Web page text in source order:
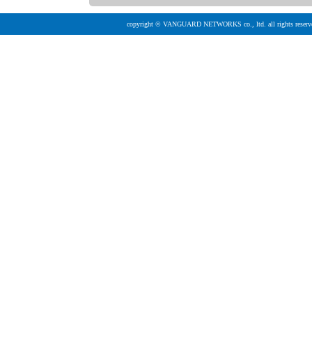
copyright © VANGUARD NETWORKS co., ltd. all rights